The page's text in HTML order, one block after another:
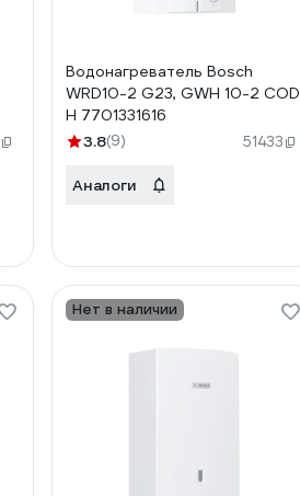
Водонагреватель Bosch
WRD10-2 G23, GWH 10-2 COD
H 7701331616
3.8(9) 51433
Аналоги
Нет в наличии